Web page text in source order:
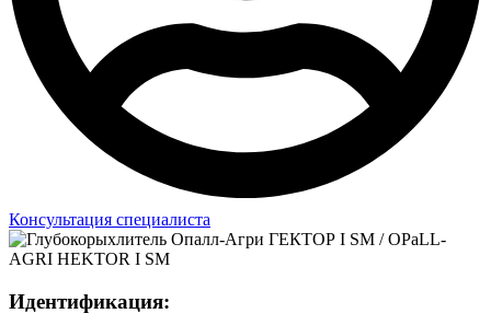
Консультация специалиста
Идентификация: